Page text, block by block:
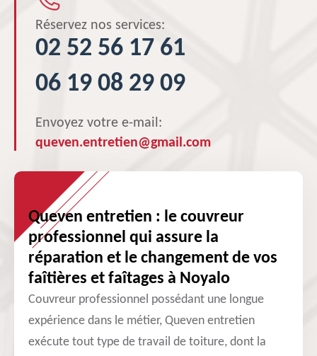
Réservez nos services:
02 52 56 17 61
06 19 08 29 09
Envoyez votre e-mail:
queven.entretien@gmail.com
Queven entretien : le couvreur
professionnel qui assure la
réparation et le changement de vos
faîtières et faîtages à Noyalo
Couvreur professionnel possédant une longue
expérience dans le métier, Queven entretien
exécute tout type de travail de toiture, dont la